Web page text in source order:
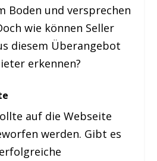
Boden und versprechen
wie können Seller
diesem Überangebot
erkennen?
auf die Webseite
werden. Gibt es